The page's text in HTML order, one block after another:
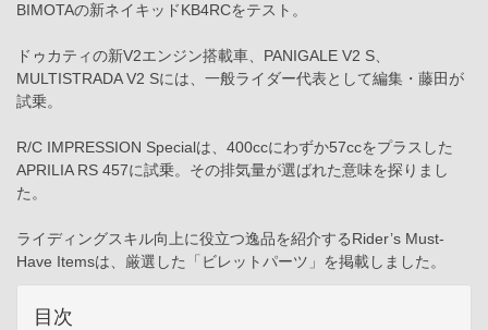
BIMOTAの新ネイキッドKB4RCをテスト。
ドゥカティの新V2エンジン搭載車、PANIGALE V2 S、
MULTISTRADA V2 Sには、一般ライダー代表として編集・藤田が
試乗。
R/C IMPRESSION Specialは、400ccにわずか57ccをプラスした
APRILIA RS 457に試乗。その排気量が選ばれた意味を探りまし
た。
ライディングスキル向上に役立つ逸品を紹介するRider’s Must-
Have Itemsは、厳選した「ビレットパーツ」を掲載しました。
目次